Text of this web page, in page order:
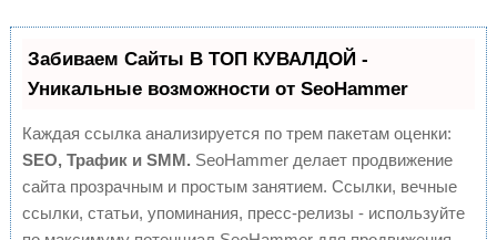
Забиваем Сайты В ТОП КУВАЛДОЙ -
Уникальные возможности от SeoHammer
Каждая ссылка анализируется по трем пакетам оценки:
SEO, Трафик и SMM. SeoHammer делает продвижение
сайта прозрачным и простым занятием. Ссылки, вечные
ссылки, статьи, упоминания, пресс-релизы - используйте